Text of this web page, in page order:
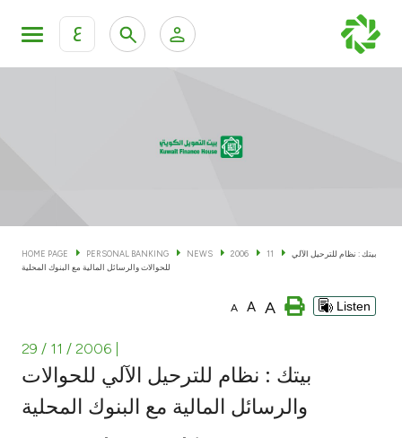
ع
KFH Online Corporate Banking Services
Cards
Banking Tiers
Investment
HOME PAGE PERSONAL BANKING NEWS 2006 11
بيتك : نظام للترحيل الآلي
للحوالات والرسائل المالية مع البنوك المحلية
A A A Listen
29 / 11 / 2006
بيتك : نظام للترحيل الآلي للحوالات
والرسائل المالية مع البنوك المحلية